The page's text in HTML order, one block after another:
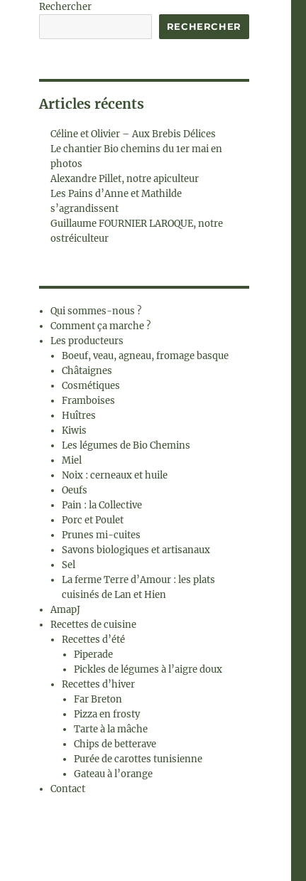
Rechercher
RECHERCHER
Articles récents
Céline et Olivier – Aux Brebis Délices
Le chantier Bio chemins du 1er mai en
photos
Alexandre Pillet, notre apiculteur
Les Pains d’Anne et Mathilde
s’agrandissent
Guillaume FOURNIER LAROQUE, notre
ostréiculteur
Qui sommes-nous ?
Comment ça marche ?
Les producteurs
Boeuf, veau, agneau, fromage basque
Châtaignes
Cosmétiques
Framboises
Huîtres
Kiwis
Les légumes de Bio Chemins
Miel
Noix : cerneaux et huile
Oeufs
Pain : la Collective
Porc et Poulet
Prunes mi-cuites
Savons biologiques et artisanaux
Sel
La ferme Terre d’Amour : les plats
cuisinés de Lan et Hien
AmapJ
Recettes de cuisine
Recettes d’été
Piperade
Pickles de légumes à l’aigre doux
Recettes d’hiver
Far Breton
Pizza en frosty
Tarte à la mâche
Chips de betterave
Purée de carottes tunisienne
Gateau à l’orange
Contact